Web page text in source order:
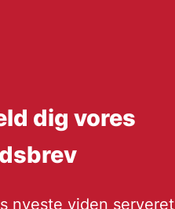
dig vores
nyeste viden serveret